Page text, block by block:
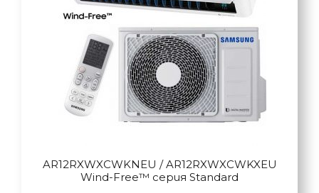
AR12RXWXCWKNEU / AR12RXWXCWKXEU
Wind-Free™ серия Standard